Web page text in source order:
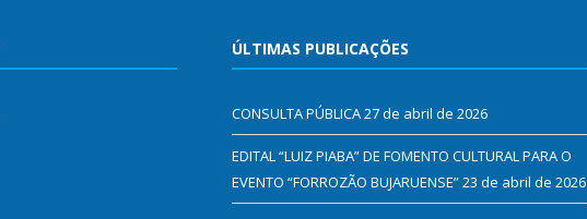
ÚLTIMAS PUBLICAÇÕES
CONSULTA PÚBLICA27 de abril de 2026
EDITAL “LUIZ PIABA” DE FOMENTO CULTURAL PARA O
EVENTO “FORROZÃO BUJARUENSE”23 de abril de 2026